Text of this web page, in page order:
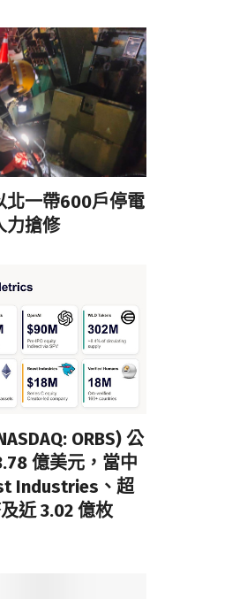
北一帶600戶停電
力搶修
ORBS) 公
億美元，當中
Industries、超
近 3.02 億枚